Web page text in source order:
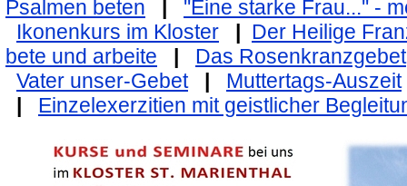
Psalmen beten |
''Eine starke Frau...'' -
Ikonenkurs im Kloster
| Der Heilige
bete und arbeite | Das Rosenkranzgebet
Vater unser-Gebet| Muttertags-Auszeit
|
Einzelexerzitien mit geistlicher